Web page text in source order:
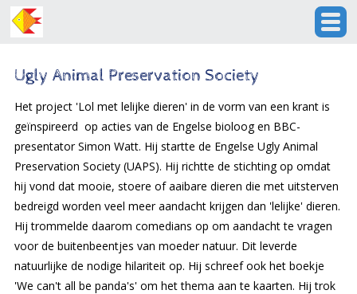
Ugly Animal Preservation Society
Het project 'Lol met lelijke dieren' in de vorm van een krant is
geïnspireerd op acties van de Engelse bioloog en BBC-
presentator Simon Watt. Hij startte de Engelse Ugly Animal
Preservation Society (UAPS). Hij richtte de stichting op omdat
hij vond dat mooie, stoere of aaibare dieren die met uitsterven
bedreigd worden veel meer aandacht krijgen dan 'lelijke' dieren.
Hij trommelde daarom comedians op om aandacht te vragen
voor de buitenbeentjes van moeder natuur. Dit leverde
natuurlijke de nodige hilariteit op. Hij schreef ook het boekje
'We can't all be panda's' om het thema aan te kaarten. Hij trok